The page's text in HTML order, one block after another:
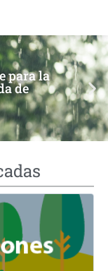
para la
de